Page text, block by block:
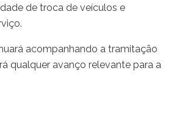
de troca de veículos e
acompanhando a tramitação
qualquer avanço relevante para a